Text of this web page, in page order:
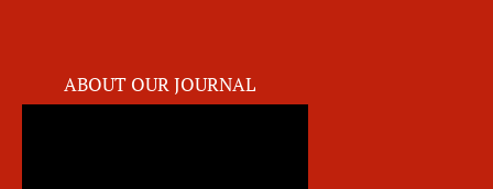
ABOUT OUR JOURNAL